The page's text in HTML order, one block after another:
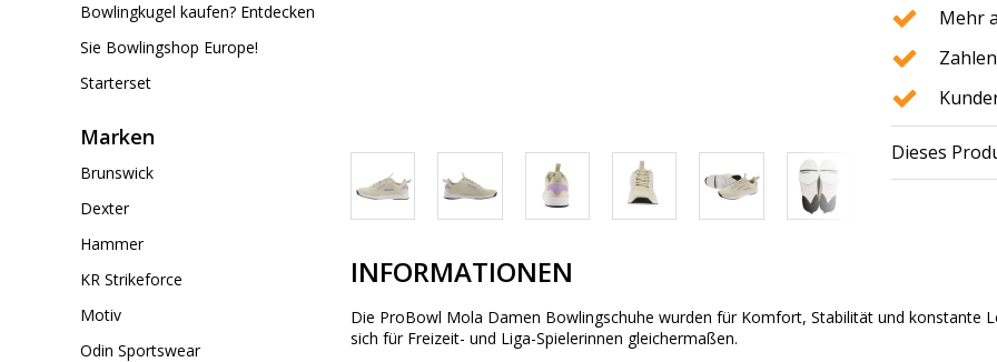
Bowlingkugel kaufen? Entdecken
Sie Bowlingshop Europe!
Starterset
Marken
Brunswick
Dexter
Hammer
KR Strikeforce
Motiv
Odin Sportswear
Mehr
Dieses
INFORMATIONEN
Die ProBowl Mola Damen Bowlingschuhe wurden für Komfort, Stabilität und konstante
sich für Freizeit- und Liga-Spielerinnen gleichermaßen.